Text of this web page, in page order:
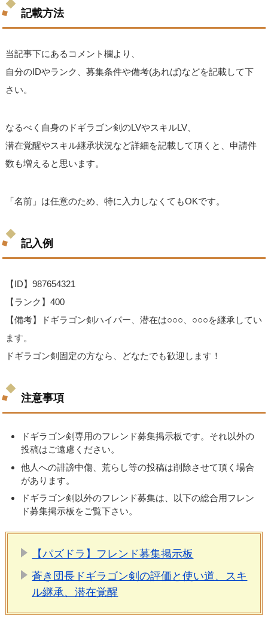
記載方法
当記事下にあるコメント欄より、
自分のIDやランク、募集条件や備考(あれば)などを記載して下
さい。
なるべく自身のドギラゴン剣のLVやスキルLV、
潜在覚醒やスキル継承状況など詳細を記載して頂くと、申請件
数も増えると思います。
「名前」は任意のため、特に入力しなくてもOKです。
記入例
【ID】987654321
【ランク】400
【備考】ドギラゴン剣ハイパー、潜在は○○○、○○○を継承してい
ます。
ドギラゴン剣固定の方なら、どなたでも歓迎します！
注意事項
ドギラゴン剣専用のフレンド募集掲示板です。それ以外の
投稿はご遠慮ください。
他人への誹謗中傷、荒らし等の投稿は削除させて頂く場合
があります。
ドギラゴン剣以外のフレンド募集は、以下の総合用フレン
ド募集掲示板をご覧下さい。
【パズドラ】フレンド募集掲示板
蒼き団長ドギラゴン剣の評価と使い道、スキ
ル継承、潜在覚醒